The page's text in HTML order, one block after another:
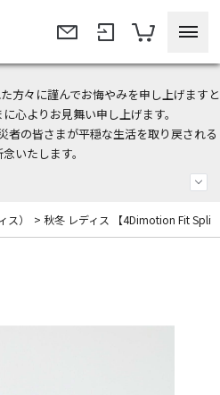
方々に謹んでお悔やみを申し上げますと
心よりお見舞い申し上げます。
者の皆さまが平穏な生活を取り戻される
いたします。
問い合わせ＞
クーポンプレゼント！
ス） > 秋冬 レディス 【4Dimotion Fit Split